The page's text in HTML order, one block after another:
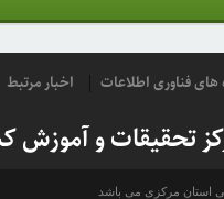
های فناوری اطلاعات اخبار مرتبط
تحقیقات و آموزش
استان مرکزی می باشد